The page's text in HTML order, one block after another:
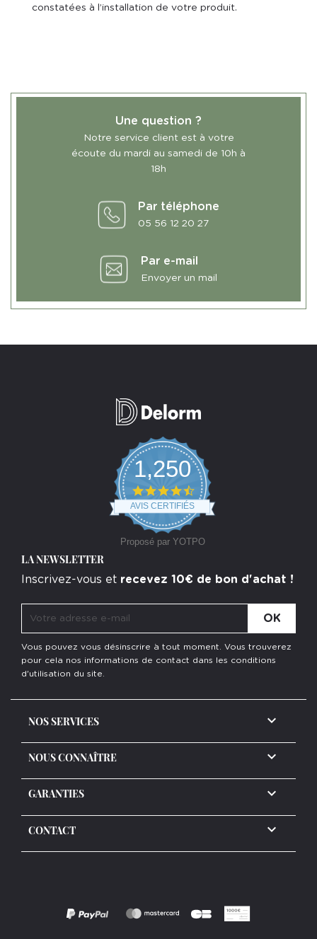
constatées à l’installation de votre produit.
Une question ?
Notre service client est à votre
écoute du mardi au samedi de 10h à
18h
Par téléphone
05 56 12 20 27
Par e-mail
Envoyer un mail
1,250
4.7
star
rating
AVIS CERTIFIÉS
Proposé par YOTPO
LA NEWSLETTER
Inscrivez-vous et recevez 10€ de bon d'achat !
Vous pouvez vous désinscrire à tout moment. Vous trouverez
pour cela nos informations de contact dans les conditions
d'utilisation du site.
NOS SERVICES 
NOUS CONNAÎTRE 
GARANTIES 
CONTACT keyboard_arrow_down